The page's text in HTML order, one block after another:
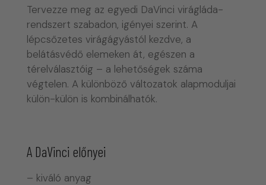
Tervezze meg az egyedi DaVinci virágláda-
rendszert szabadon, igényei szerint. A
lépcsőzetes virágágyástól kezdve, a
belátásvédő elemeken át, egészen a
térelválasztóig – a lehetőségek száma
végtelen. A különböző változatok alapmoduljai
külön-külön is kombinálhatók.
A DaVinci előnyei
– kiváló anyag